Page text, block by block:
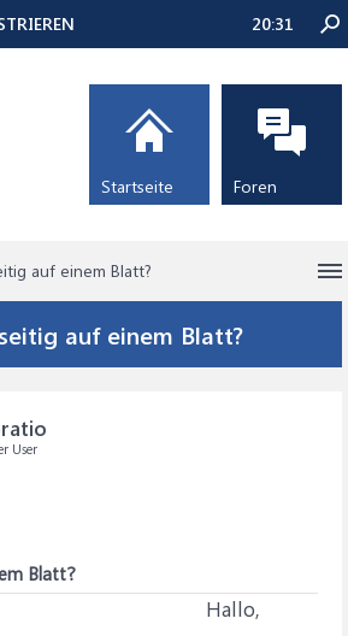
auf einem Blatt?
auf einem Blatt?
User
Blatt?
Hallo,
20:31
Startseite Foren